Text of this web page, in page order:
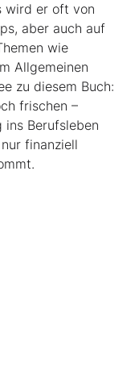
wird er oft von
aber auch auf
wie
Allgemeinen
zu diesem Buch:
frischen –
ins Berufsleben
finanziell